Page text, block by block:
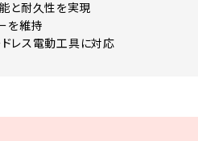
と耐久性を実現
を維持
レス電動工具に対応